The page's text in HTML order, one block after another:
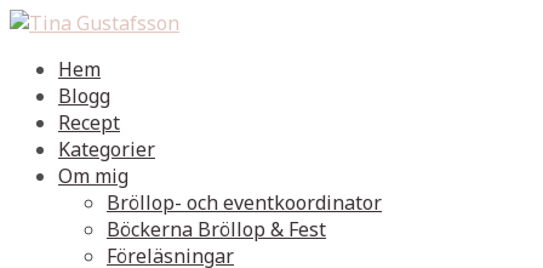
Hem
Blogg
Recept
Kategorier
Om mig
Bröllop- och eventkoordinator
Böckerna Bröllop & Fest
Föreläsningar